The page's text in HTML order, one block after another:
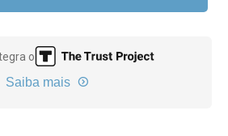
o
Saiba mais